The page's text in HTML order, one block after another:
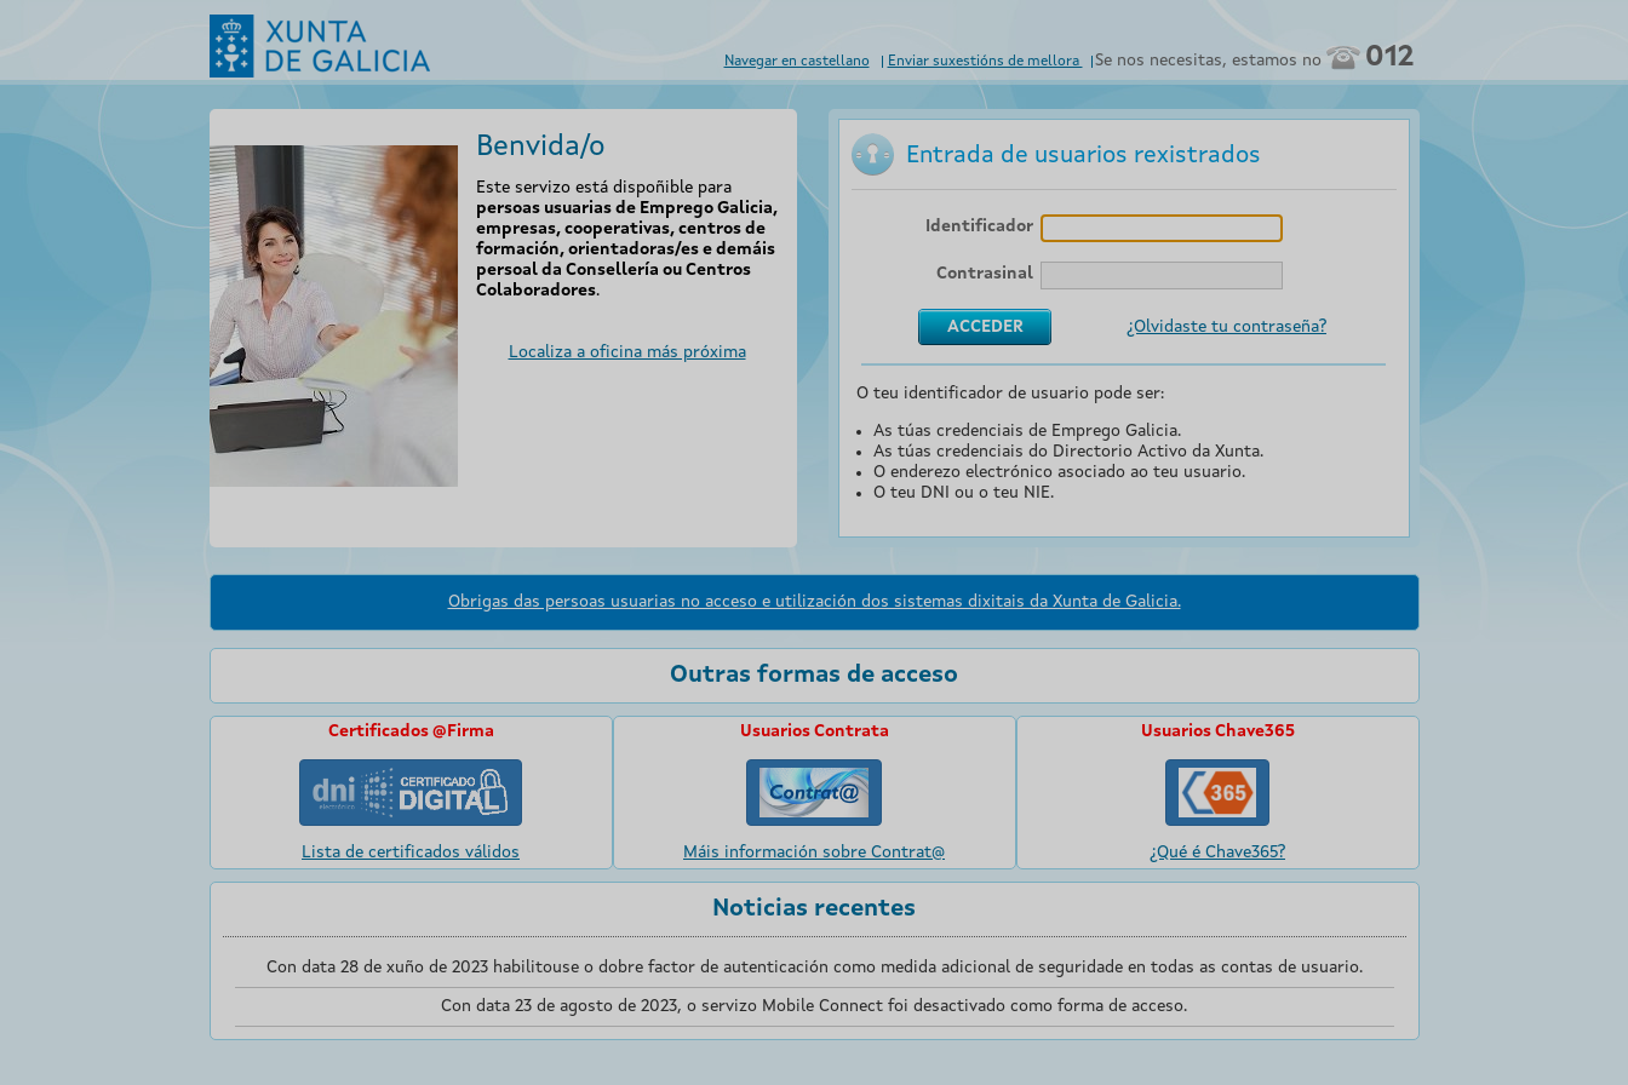
Navegar en castellano Enviar suxestións de mellora Se nos necesitas, estamos no 012
Benvida/o
Este servizo está dispoñible para
persoas usuarias de Emprego Galicia,
empresas, cooperativas, centros de
formación, orientadoras/es e demáis
persoal da Consellería ou Centros
Colaboradores.
Localiza a oficina más próxima
Entrada de usuarios rexistrados
Identificador
Contrasinal
¿Olvidaste tu contraseña?
O teu identificador de usuario pode ser:
As túas credenciais de Emprego Galicia.
As túas credenciais do Directorio Activo da Xunta.
O enderezo electrónico asociado ao teu usuario.
O teu DNI ou o teu NIE.
Obrigas das persoas usuarias no acceso e utilización dos sistemas dixitais da Xunta de Galicia.
Outras formas de acceso
Certificados @Firma
Lista de certificados válidos
Usuarios Contrata
Máis información sobre Contrat@
Usuarios Chave365
¿Qué é Chave365?
Noticias recentes
Con data 28 de xuño de 2023 habilitouse o dobre factor de autenticación como medida adicional de seguridade en todas as contas de usuario.
Con data 23 de agosto de 2023, o servizo Mobile Connect foi desactivado como forma de acceso.